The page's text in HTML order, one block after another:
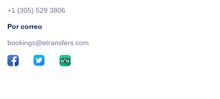
+1 (305) 529 3806
Por correo
bookings@etransfers.com